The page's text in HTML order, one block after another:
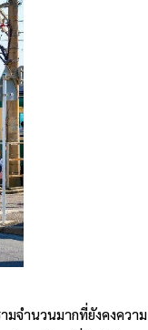
มจำนวนมากที่ยังคงความ